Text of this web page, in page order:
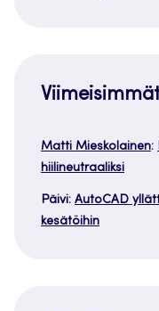
Matti Mieskolainen:
hiilineutraaliksi
Päivi: AutoCAD
kesätöihin